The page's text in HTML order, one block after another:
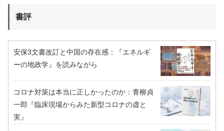
書評
安保3文書改訂と中国の存在感：『エネルギ
ーの地政学』を読みながら
コロナ対策は本当に正しかったのか：青柳貞
一郎『臨床現場からみた新型コロナの虚と
実』